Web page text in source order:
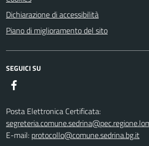
Dichiarazione di accessibilità
Piano di miglioramento del sito
SEGUICI SU
Posta Elettronica Certificata:
E-mail: protocollo@comune.sedrina.bg.it